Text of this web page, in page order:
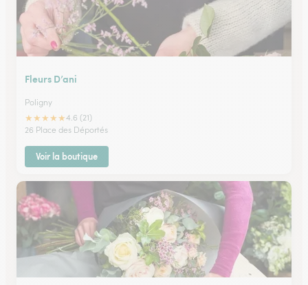
Fleurs D’ani
Poligny
★★★★★4.6 (21)
26 Place des Déportés
Voir la boutique